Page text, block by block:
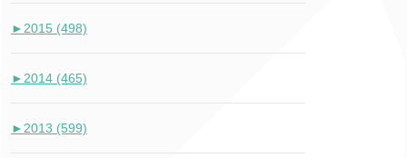
► 2015 (498)
► 2014 (465)
► 2013 (599)